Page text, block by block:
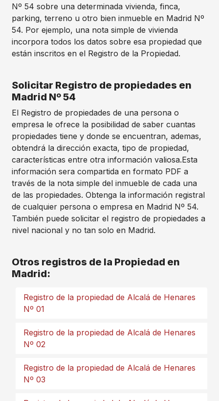
Nº 54 sobre una determinada vivienda, finca,
parking, terreno u otro bien inmueble en Madrid Nº
54. Por ejemplo, una nota simple de vivienda
incorpora todos los datos sobre esa propiedad que
están inscritos en el Registro de la Propiedad.
Solicitar Registro de propiedades en
Madrid Nº 54
El Registro de propiedades de una persona o
empresa le ofrece la posibilidad de saber cuantas
propiedades tiene y donde se encuentran, ademas,
obtendrá la dirección exacta, tipo de propiedad,
características entre otra información valiosa.Esta
información sera compartida en formato PDF a
través de la nota simple del inmueble de cada una
de las propiedades. Obtenga la información registral
de cualquier persona o empresa en Madrid Nº 54.
También puede solicitar el registro de propiedades a
nivel nacional y no tan solo en Madrid.
Otros registros de la Propiedad en
Madrid:
Registro de la propiedad de Alcalá de Henares
Nº 01
Registro de la propiedad de Alcalá de Henares
Nº 02
Registro de la propiedad de Alcalá de Henares
Nº 03